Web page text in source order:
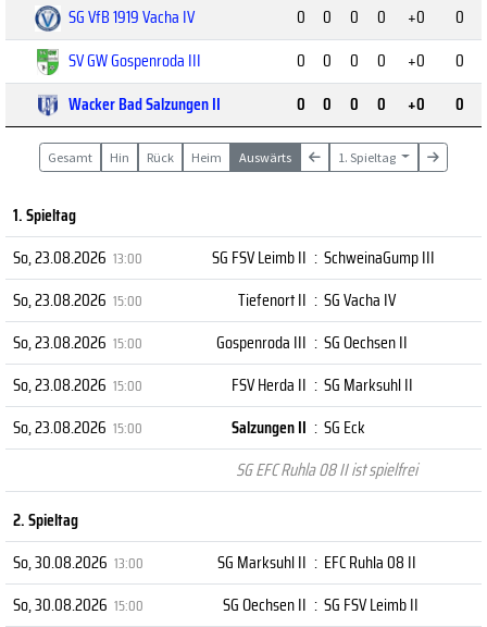
SG VfB 1919 Vacha IV
0 0 0 0 +0
0
SV GW Gospenroda III
0 0 0 0 +0
0
Wacker Bad Salzungen II
0 0 0 0 +0 0
Gesamt Hin Rück Heim Auswärts 1. Spieltag
1. Spieltag
So, 23.08.2026 13:00 SG FSV Leimb II : SchweinaGump III
So, 23.08.2026 15:00 Tiefenort II : SG Vacha IV
So, 23.08.2026 15:00 Gospenroda III : SG Oechsen II
So, 23.08.2026 15:00 FSV Herda II : SG Marksuhl II
So, 23.08.2026 15:00 Salzungen II : SG Eck
SG EFC Ruhla 08 II ist spielfrei
2. Spieltag
So, 30.08.2026 13:00 SG Marksuhl II : EFC Ruhla 08 II
So, 30.08.2026 15:00 SG Oechsen II : SG FSV Leimb II